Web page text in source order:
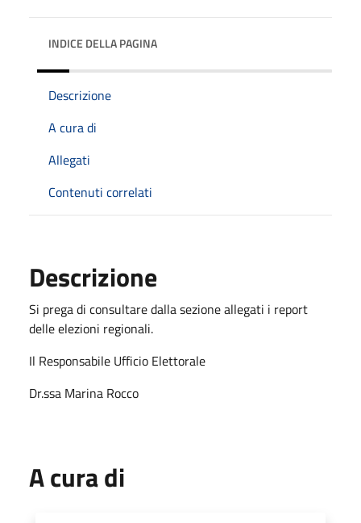
INDICE DELLA PAGINA
Descrizione
A cura di
Allegati
Contenuti correlati
Descrizione
Si prega di consultare dalla sezione allegati i report
delle elezioni regionali.
Il Responsabile Ufficio Elettorale
Dr.ssa Marina Rocco
A cura di